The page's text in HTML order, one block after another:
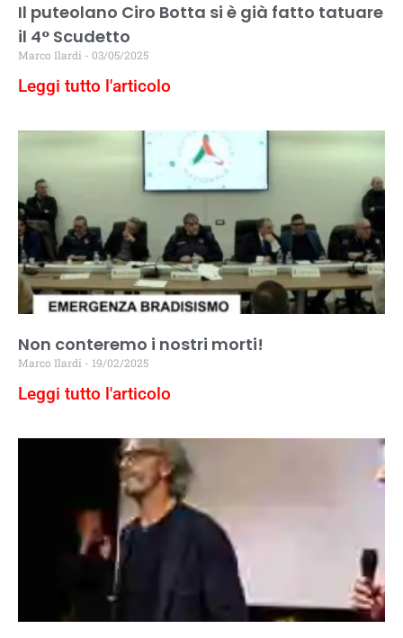
Il puteolano Ciro Botta si è già fatto tatuare
il 4° Scudetto
Marco Ilardi 03/05/2025
Leggi tutto l'articolo
Non conteremo i nostri morti!
Marco Ilardi 19/02/2025
Leggi tutto l'articolo